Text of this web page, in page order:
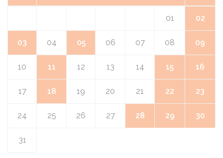
01 02
03 04 05 06 07 08 09
10 11 12 13 14 15 16
17 18 19 20 21 22 23
24 25 26 27 28 29 30
31